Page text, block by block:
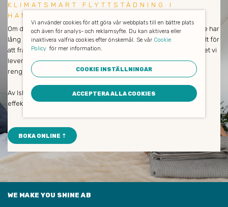
KLIMATSMART FLYTTSTÄDNING I
HANINGE
Om du är nöjd så är vi också nöjda! Våra medarbetare och städare har
lång erfarenhet och städar enbart med miljövänliga produkter. Allt för
att främja såväl dina medarbetares hälsa som naturen och klimatet vi
lever i. De avlägsnar all smuts och allt damm, putsar fönster och
rengör verkligen på djupet.
Av Ishine som städföretag kan du alltid förvänta dig trevlig och
effektiv personal med hög servicenivå.
BOKA ONLINE ⇡
WE MAKE YOU SHINE AB
Vi använder cookies för att göra vår webbplats till en bättre plats
och även för analys- och reklamsyfte. Du kan aktivera eller
inaktivera valfria cookies efter önskemål. Se vår Cookie
Policy för mer information.
COOKIE INSTÄLLNINGAR
ACCEPTERA ALLA COOKIES